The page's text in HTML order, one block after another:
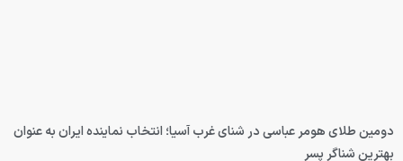
دومین طلای هومر عباسی در شنای غرب آسیا؛ انتخاب نماینده ایران به عنوان
بهترین شناگر پسر